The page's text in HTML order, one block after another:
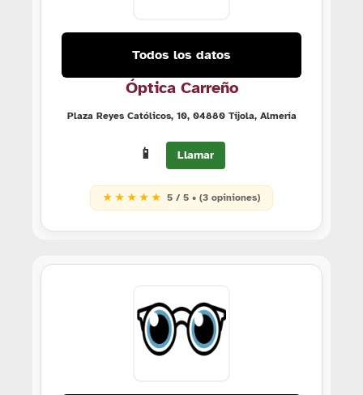
Todos los datos
Óptica Carreño
Plaza Reyes Católicos, 10, 04880 Tíjola, Almería
📱 Llamar
★ ★ ★ ★ ★ 5 / 5 • (3 opiniones)